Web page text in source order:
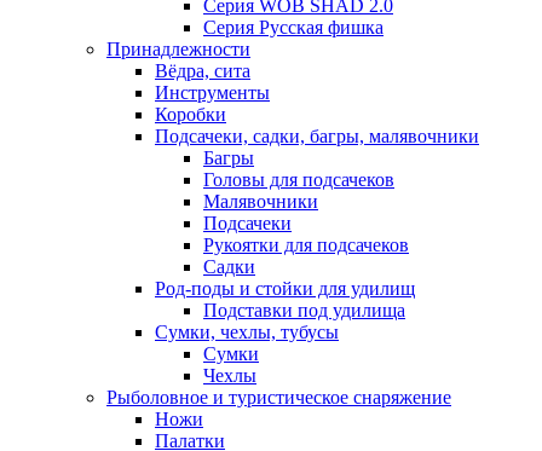
Серия WOB SHAD 2.0
Серия Русская фишка
Принадлежности
Вёдра, сита
Инструменты
Коробки
Подсачеки, садки, багры, малявочники
Багры
Головы для подсачеков
Малявочники
Подсачеки
Рукоятки для подсачеков
Садки
Род-поды и стойки для удилищ
Подставки под удилища
Сумки, чехлы, тубусы
Сумки
Чехлы
Рыболовное и туристическое снаряжение
Ножи
Палатки